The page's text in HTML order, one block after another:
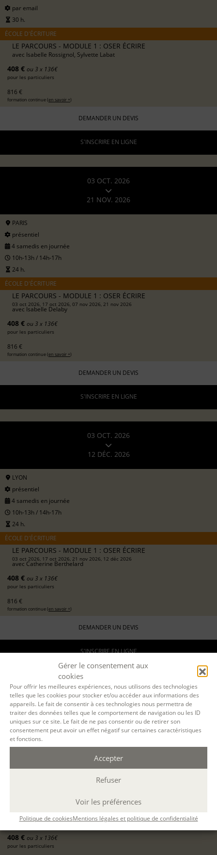
Gérer le consentement aux
cookies
Pour offrir les meilleures expériences, nous utilisons des technologies
telles que les cookies pour stocker et/ou accéder aux informations des
appareils. Le fait de consentir à ces technologies nous permettra de
traiter des données telles que le comportement de navigation ou les ID
uniques sur ce site. Le fait de ne pas consentir ou de retirer son
consentement peut avoir un effet négatif sur certaines caractéristiques
et fonctions.
Accepter
Refuser
Voir les préférences
Politique de cookiesMentions légales et politique de confidentialité
par email
30 h.
ÉCOLE D'ÉCRITURE
LE PARCOURS - MODULE 1 : OSER ÉCRIRE
avec Isabelle Rossignol, Sylvette Labat
408 € ou 3 x 136€
pour les particuliers
816 €
formation continue (en savoir +)
DEMANDER UN DEVIS
S'INSCRIRE EN LIGNE
03 OCT. 2026
21 NOV. 2026
PARIS
présentiel
4 samedis en journée
10h-13h / 14h-17h
24 h.
ÉCOLE D'ÉCRITURE
LE PARCOURS - MODULE 1 : OSER ÉCRIRE
03 oct 2026, 17 oct 2026, 07 nov 2026, 21 nov 2026
avec Isabelle Delaby
408 € ou 3 x 136€
pour les particuliers
816 €
formation continue (en savoir +)
DEMANDER UN DEVIS
S'INSCRIRE EN LIGNE
03 OCT. 2026
12 DÉC. 2026
LYON
présentiel
4 samedis en journée
10h-13h / 14h-17h
24 h.
ÉCOLE D'ÉCRITURE
LE PARCOURS - MODULE 1 : OSER ÉCRIRE
03 oct 2026, 17 oct 2026, 21 nov 2026, 12 déc 2026
avec Catherine Berthelard
408 € ou 3 x 136€
pour les particuliers
816 €
formation continue (en savoir +)
DEMANDER UN DEVIS
S'INSCRIRE EN LIGNE
12 OCT. 2026
07 DÉC. 2026
A DISTANCE
par Teams
19h-22h
LE PARCOURS - MODULE 1 : OSER ÉCRIRE
nov 2026, 07 déc 2026
avecSylvette Labat
408 € ou 3 x 136€
pour les particuliers